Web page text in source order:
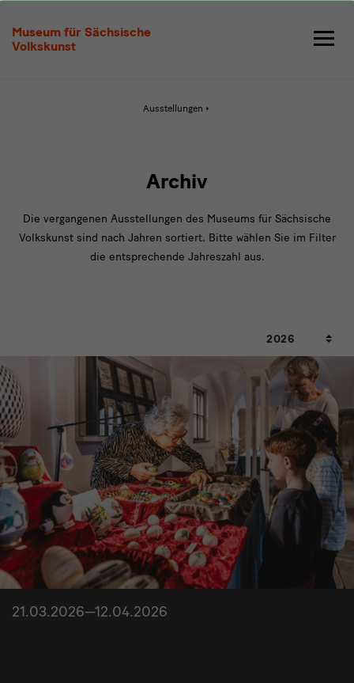
Museum für Sächsische
Volkskunst
Ausstellungen
Archiv
Die vergangenen Ausstellungen des Museums für Sächsische
Volkskunst sind nach Jahren sortiert. Bitte wählen Sie im Filter
die entsprechende Jahreszahl aus.
2026
21.03.2026—12.04.2026